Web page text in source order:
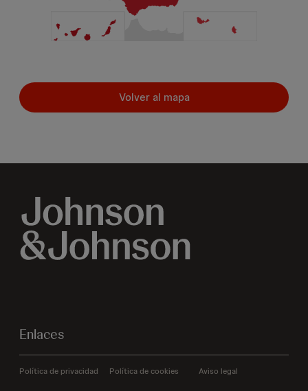
Volver al mapa
Enlaces
Política de privacidad Política de cookies Aviso legal